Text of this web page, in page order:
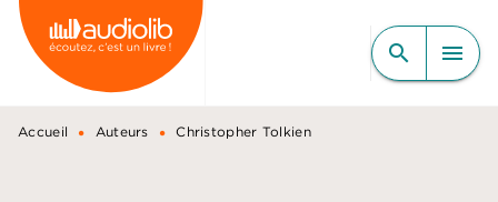
MENU RECHERCHE
CONTENU
PIED DE PAGE
search menu
Accueil • Auteurs • Christopher Tolkien